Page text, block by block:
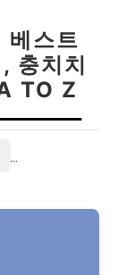
베스트
충치치
TO Z